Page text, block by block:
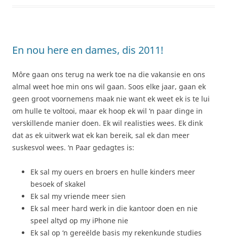
En nou here en dames, dis 2011!
Môre gaan ons terug na werk toe na die vakansie en ons
almal weet hoe min ons wil gaan. Soos elke jaar, gaan ek
geen groot voornemens maak nie want ek weet ek is te lui
om hulle te voltooi, maar ek hoop ek wil ‘n paar dinge in
verskillende manier doen. Ek wil realisties wees. Ek dink
dat as ek uitwerk wat ek kan bereik, sal ek dan meer
suskesvol wees. ‘n Paar gedagtes is:
Ek sal my ouers en broers en hulle kinders meer
besoek of skakel
Ek sal my vriende meer sien
Ek sal meer hard werk in die kantoor doen en nie
speel altyd op my iPhone nie
Ek sal op ‘n gereëlde basis my rekenkunde studies